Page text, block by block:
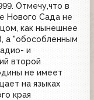
Отмечу,что в
Нового Сада не
как нынешнее
а "обособленным
и
второй
не имеет
на языках
края